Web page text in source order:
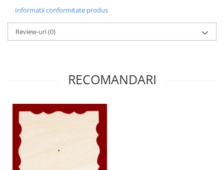
Platouri
Stampile silicon
Ustensile, aparate
Cutter, trimmer
Perforatoare
Informatii conformitate produs
Review-uri(0)
RECOMANDARI